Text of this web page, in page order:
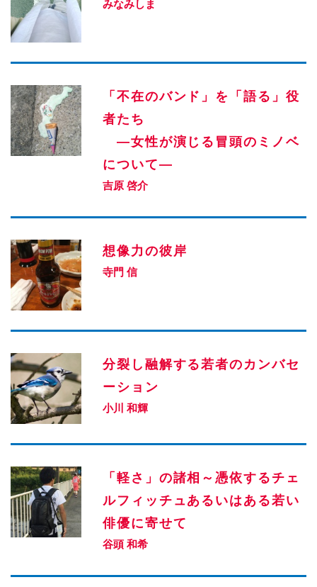
みなみしま
「不在のバンド」を「語る」役
者たち
—女性が演じる冒頭のミノベ
について—
吉原 啓介
想像力の彼岸
寺門 信
分裂し融解する若者のカンバセ
ーション
小川 和輝
「軽さ」の諸相～憑依するチェ
ルフィッチュあるいはある若い
俳優に寄せて
谷頭 和希